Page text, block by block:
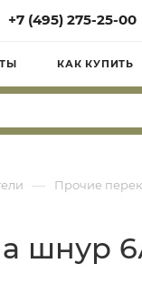
+7 (495) 275-25-00
КАК КУПИТЬ
— Прочие
шнур